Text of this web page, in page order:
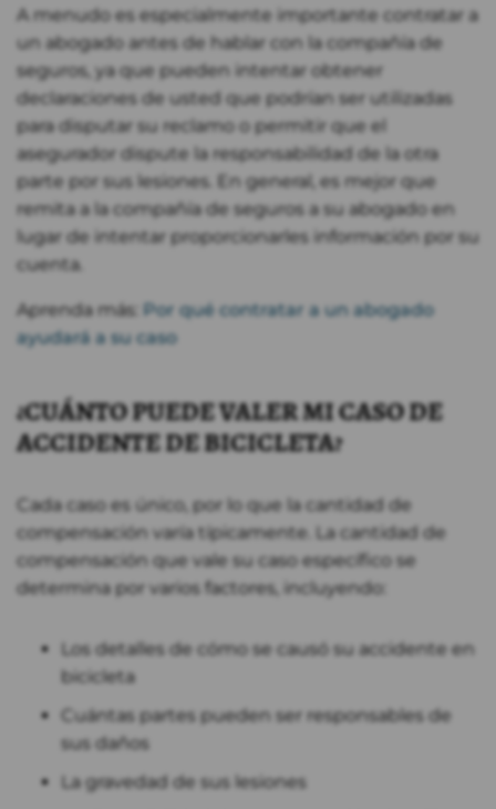
A menudo es especialmente importante contratar a
un abogado antes de hablar con la compañía de
seguros, ya que pueden intentar obtener
declaraciones de usted que podrían ser utilizadas
para disputar su reclamo o permitir que el
asegurador dispute la responsabilidad de la otra
parte por sus lesiones. En general, es mejor que
remita a la compañía de seguros a su abogado en
lugar de intentar proporcionarles información por su
cuenta.
Aprenda más: Por qué contratar a un abogado
ayudará a su caso
¿CUÁNTO PUEDE VALER MI CASO DE
ACCIDENTE DE BICICLETA?
Cada caso es único, por lo que la cantidad de
compensación varía típicamente. La cantidad de
compensación que vale su caso específico se
determina por varios factores, incluyendo:
Los detalles de cómo se causó su accidente en
bicicleta
Cuántas partes pueden ser responsables de
sus daños
La gravedad de sus lesiones